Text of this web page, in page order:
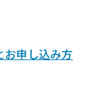
お申し込み方